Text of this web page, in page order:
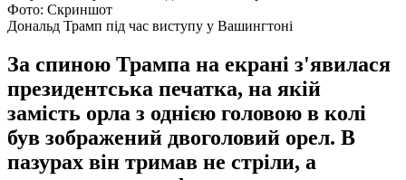
Фото: Скриншот
Дональд Трамп під час виступу у Вашингтоні
За спиною Трампа на екрані з'явилася
президентська печатка, на якій
замість орла з однією головою в колі
був зображений двоголовий орел. В
пазурах він тримав не стріли, а